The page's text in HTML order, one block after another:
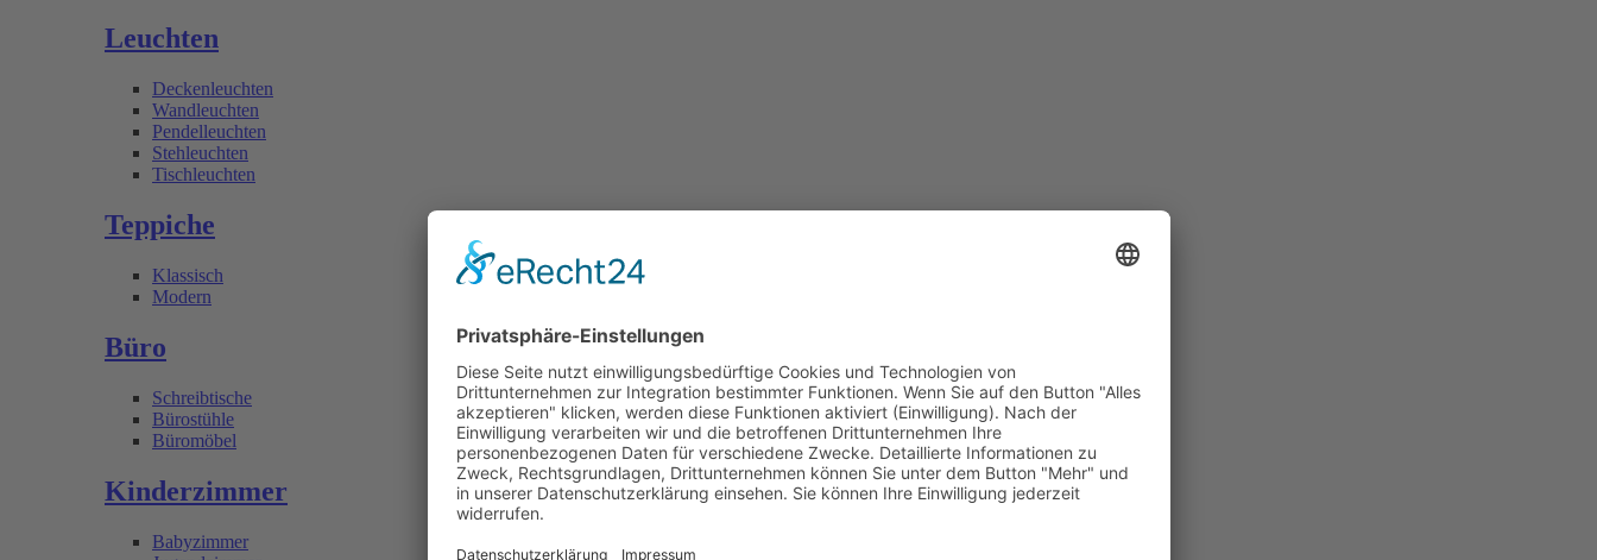
Leuchten
Deckenleuchten
Wandleuchten
Pendelleuchten
Stehleuchten
Tischleuchten
Teppiche
Klassisch
Modern
Büro
Schreibtische
Bürostühle
Büromöbel
Kinderzimmer
Babyzimmer